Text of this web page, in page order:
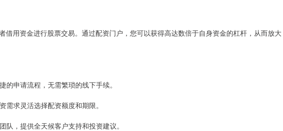
借用资金进行股票交易。通过配资门户，您可以获得高达数倍于自身资金的杠杆，从而放大
的申请流程，无需繁琐的线下手续。
需求灵活选择配资额度和期限。
队，提供全天候客户支持和投资建议。